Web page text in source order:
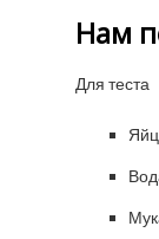
Нам
Для теста